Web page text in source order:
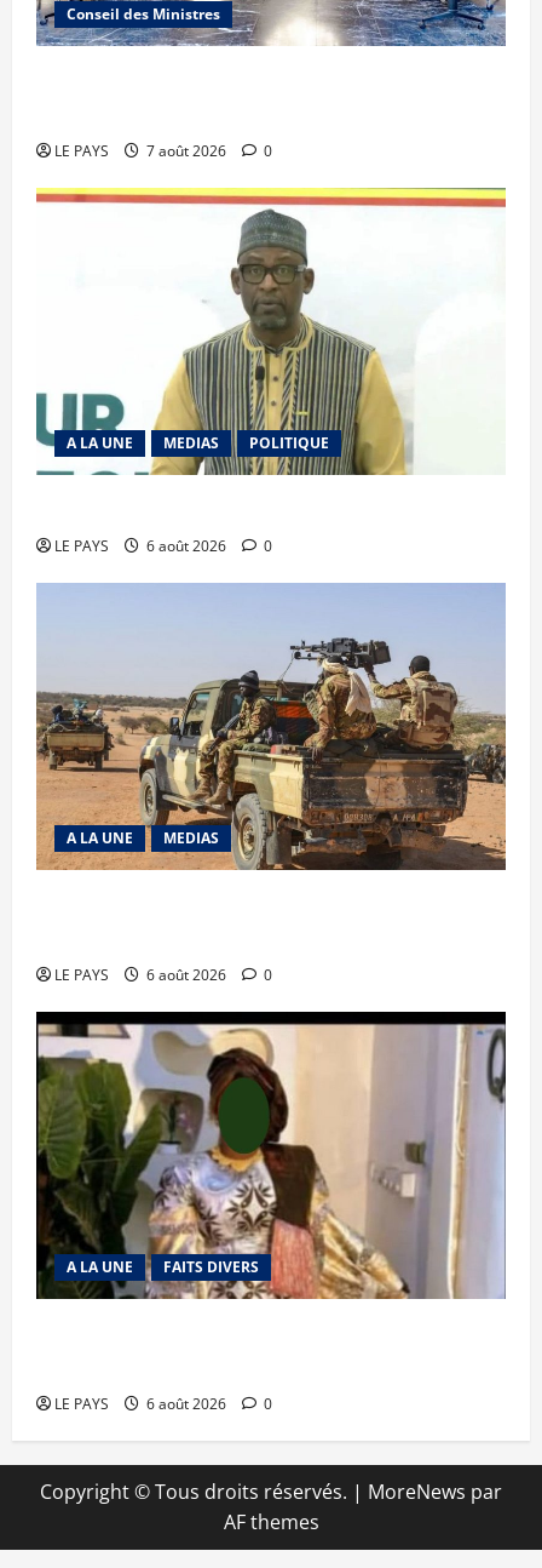
Conseil des Ministres
LE PAYS 7 août 2026 0
A LA UNE MEDIAS POLITIQUE
LE PAYS 6 août 2026 0
A LA UNE MEDIAS
LE PAYS 6 août 2026 0
A LA UNE FAITS DIVERS
LE PAYS 6 août 2026 0
Copyright © Tous droits réservés. | MoreNews par
AF themes